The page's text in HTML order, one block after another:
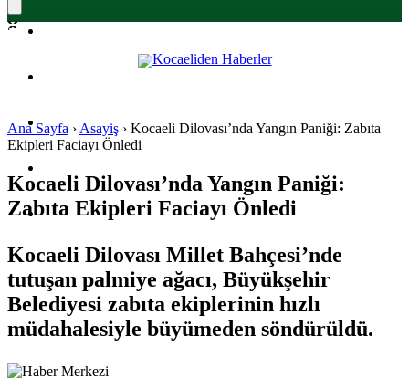
SPOR
SAĞLIK
Ana Sayfa › Asayiş › Kocaeli Dilovası’nda Yangın Paniği: Zabıta
Ekipleri Faciayı Önledi
Kocaeli Dilovası’nda Yangın Paniği:
Zabıta Ekipleri Faciayı Önledi
Kocaeli Dilovası Millet Bahçesi’nde
tutuşan palmiye ağacı, Büyükşehir
Belediyesi zabıta ekiplerinin hızlı
müdahalesiyle büyümeden söndürüldü.